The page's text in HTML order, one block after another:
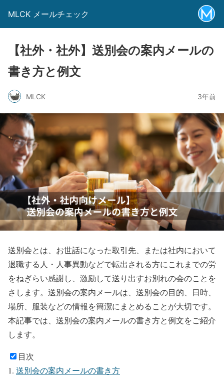
MLCK メールチェック
【社外・社外】送別会の案内メールの
書き方と例文
MLCK 3年前
送別会とは、お世話になった取引先、または社内において
退職する人・人事異動などで転出される方にこれまでの労
をねぎらい感謝し、激励して送り出すお別れの会のことを
さします。送別会の案内メールは、送別会の目的、日時、
場所、服装などの情報を簡潔にまとめることが大切です。
本記事では、送別会の案内メールの書き方と例文をご紹介
します。
目次
送別会の案内メールの書き方